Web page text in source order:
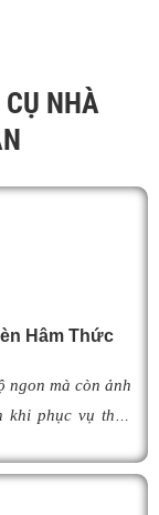
NHÀ
Hâm Thức
ngon mà còn ảnh
phục vụ thực
sạn và khu nghỉ
luôn ấm nóng,